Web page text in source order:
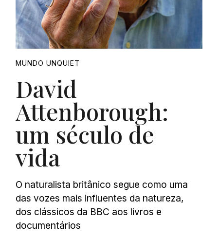
MUNDO UNQUIET
David
Attenborough:
um século de
vida
O naturalista britânico segue como uma
das vozes mais influentes da natureza,
dos clássicos da BBC aos livros e
documentários